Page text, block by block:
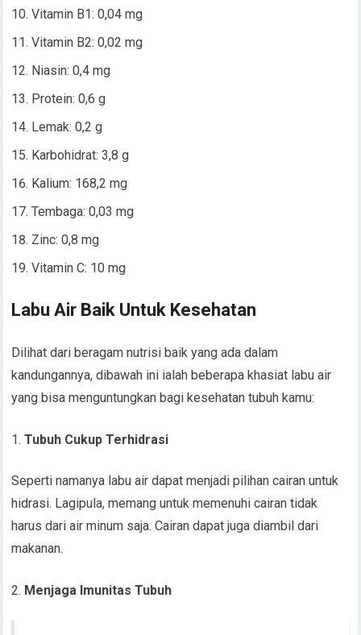
Vitamin B1: 0,04 mg
Vitamin B2: 0,02 mg
Niasin: 0,4 mg
Protein: 0,6 g
Lemak: 0,2 g
Karbohidrat: 3,8 g
Kalium: 168,2 mg
Tembaga: 0,03 mg
Zinc: 0,8 mg
Vitamin C: 10 mg
Labu Air Baik Untuk Kesehatan
Dilihat dari beragam nutrisi baik yang ada dalam
kandungannya, dibawah ini ialah beberapa khasiat labu air
yang bisa menguntungkan bagi kesehatan tubuh kamu:
Tubuh Cukup Terhidrasi
Seperti namanya labu air dapat menjadi pilihan cairan untuk
hidrasi. Lagipula, memang untuk memenuhi cairan tidak
harus dari air minum saja. Cairan dapat juga diambil dari
makanan.
Menjaga Imunitas Tubuh